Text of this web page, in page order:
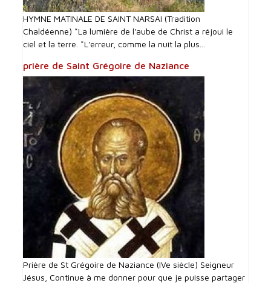
HYMNE MATINALE DE SAINT NARSAI (Tradition
Chaldéenne) *La lumière de l'aube de Christ a réjoui le
ciel et la terre. *L'erreur, comme la nuit la plus...
prière de Saint Grégoire de Naziance
Prière de St Grégoire de Naziance (IVe siècle) Seigneur
Jésus, Continue à me donner pour que je puisse partager